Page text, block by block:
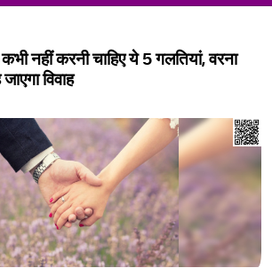
नहीं करनी चाहिए ये 5 गलतियां, वरना
विवाह